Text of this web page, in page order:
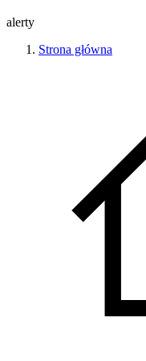
alerty
Strona główna